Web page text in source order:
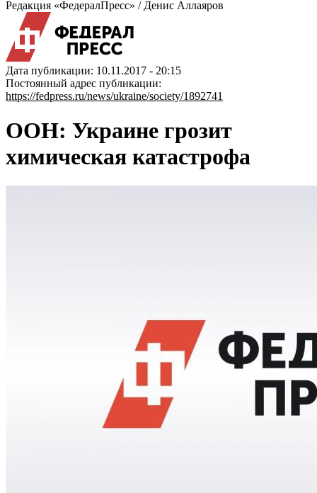
Редакция «ФедералПресс» / Денис Аллаяров
Дата публикации: 10.11.2017 - 20:15
Постоянный адрес публикации:
https://fedpress.ru/news/ukraine/society/1892741
ООН: Украине грозит
химическая катастрофа